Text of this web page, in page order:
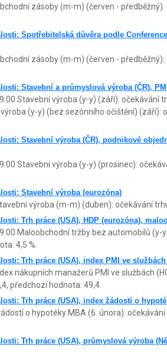
zásoby (m-m) (červen -
Spotřebitelská důvěra podle
zásoby (m-m) (červen -
Stavební a průmyslová výroba (ČR),
Stavební výroba (y-y) (září): očekávání
(y-y) (bez sezónního očištění) (září):
Stavební výroba (ČR), podnikové
Stavební výroba (y-y) (prosinec):
Stavební výroba (eurozóna)
výroba (m-m) (duben): očekávání
Trh práce (USA), HDP (eurozóna),
Maloobchodní tržby bez automobilů (y-
4,5 %.
Trh práce (USA), index PMI ve
nákupních manažerů PMI ve službách
předchozí hodnota: 49,4.
Trh práce (USA), index žádostí o
o hypotéky MBA (6. února):
Trh práce (USA), průmyslová výroba